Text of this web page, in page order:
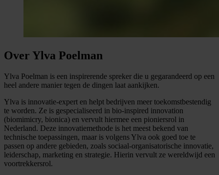
Over Ylva Poelman
Ylva Poelman is een inspirerende spreker die u gegarandeerd op een
heel andere manier tegen de dingen laat aankijken.
Ylva is innovatie-expert en helpt bedrijven meer toekomstbestendig
te worden. Ze is gespecialiseerd in bio-inspired innovation
(biomimicry, bionica) en vervult hiermee een pioniersrol in
Nederland. Deze innovatiemethode is het meest bekend van
technische toepassingen, maar is volgens Ylva ook goed toe te
passen op andere gebieden, zoals sociaal-organisatorische innovatie,
leiderschap, marketing en strategie. Hierin vervult ze wereldwijd een
voortrekkersrol.